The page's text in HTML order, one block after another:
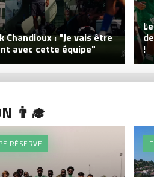
Chandioux : "Je vais être
avec cette équipe" !
👨‍🎓
RÉSERVE